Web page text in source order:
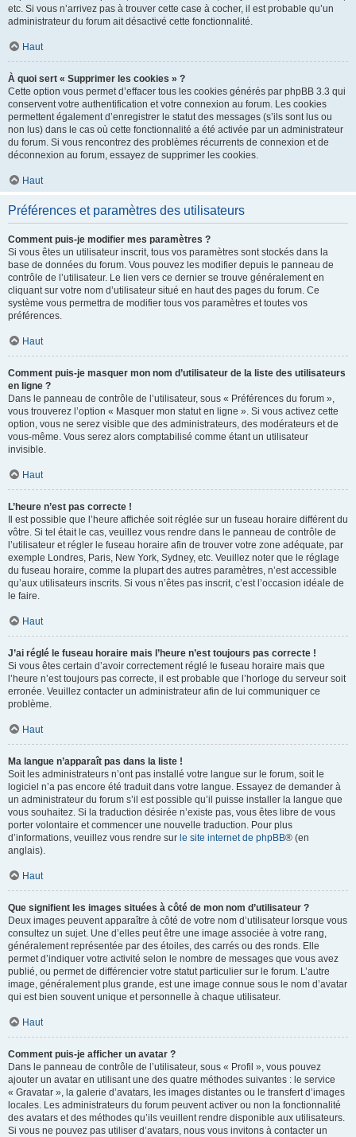
etc. Si vous n’arrivez pas à trouver cette case à cocher, il est probable qu’un
administrateur du forum ait désactivé cette fonctionnalité.
Haut
À quoi sert « Supprimer les cookies » ?
Cette option vous permet d’effacer tous les cookies générés par phpBB 3.3 qui
conservent votre authentification et votre connexion au forum. Les cookies
permettent également d’enregistrer le statut des messages (s’ils sont lus ou
non lus) dans le cas où cette fonctionnalité a été activée par un administrateur
du forum. Si vous rencontrez des problèmes récurrents de connexion et de
déconnexion au forum, essayez de supprimer les cookies.
Haut
Préférences et paramètres des utilisateurs
Comment puis-je modifier mes paramètres ?
Si vous êtes un utilisateur inscrit, tous vos paramètres sont stockés dans la
base de données du forum. Vous pouvez les modifier depuis le panneau de
contrôle de l’utilisateur. Le lien vers ce dernier se trouve généralement en
cliquant sur votre nom d’utilisateur situé en haut des pages du forum. Ce
système vous permettra de modifier tous vos paramètres et toutes vos
préférences.
Haut
Comment puis-je masquer mon nom d’utilisateur de la liste des utilisateurs
en ligne ?
Dans le panneau de contrôle de l’utilisateur, sous « Préférences du forum »,
vous trouverez l’option « Masquer mon statut en ligne ». Si vous activez cette
option, vous ne serez visible que des administrateurs, des modérateurs et de
vous-même. Vous serez alors comptabilisé comme étant un utilisateur
invisible.
Haut
L’heure n’est pas correcte !
Il est possible que l’heure affichée soit réglée sur un fuseau horaire différent du
vôtre. Si tel était le cas, veuillez vous rendre dans le panneau de contrôle de
l’utilisateur et régler le fuseau horaire afin de trouver votre zone adéquate, par
exemple Londres, Paris, New York, Sydney, etc. Veuillez noter que le réglage
du fuseau horaire, comme la plupart des autres paramètres, n’est accessible
qu’aux utilisateurs inscrits. Si vous n’êtes pas inscrit, c’est l’occasion idéale de
le faire.
Haut
J’ai réglé le fuseau horaire mais l’heure n’est toujours pas correcte !
Si vous êtes certain d’avoir correctement réglé le fuseau horaire mais que
l’heure n’est toujours pas correcte, il est probable que l’horloge du serveur soit
erronée. Veuillez contacter un administrateur afin de lui communiquer ce
problème.
Haut
Ma langue n’apparaît pas dans la liste !
Soit les administrateurs n’ont pas installé votre langue sur le forum, soit le
logiciel n’a pas encore été traduit dans votre langue. Essayez de demander à
un administrateur du forum s’il est possible qu’il puisse installer la langue que
vous souhaitez. Si la traduction désirée n’existe pas, vous êtes libre de vous
porter volontaire et commencer une nouvelle traduction. Pour plus
d’informations, veuillez vous rendre sur le site internet de phpBB® (en
anglais).
Haut
Que signifient les images situées à côté de mon nom d’utilisateur ?
Deux images peuvent apparaître à côté de votre nom d’utilisateur lorsque vous
consultez un sujet. Une d’elles peut être une image associée à votre rang,
généralement représentée par des étoiles, des carrés ou des ronds. Elle
permet d’indiquer votre activité selon le nombre de messages que vous avez
publié, ou permet de différencier votre statut particulier sur le forum. L’autre
image, généralement plus grande, est une image connue sous le nom d’avatar
qui est bien souvent unique et personnelle à chaque utilisateur.
Haut
Comment puis-je afficher un avatar ?
Dans le panneau de contrôle de l’utilisateur, sous « Profil », vous pouvez
ajouter un avatar en utilisant une des quatre méthodes suivantes : le service
« Gravatar », la galerie d’avatars, les images distantes ou le transfert d’images
locales. Les administrateurs du forum peuvent activer ou non la fonctionnalité
des avatars et des méthodes qu’ils veuillent rendre disponible aux utilisateurs.
Si vous ne pouvez pas utiliser d’avatars, nous vous invitons à contacter un